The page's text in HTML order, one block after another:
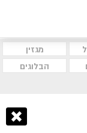
מגזין
הבלוגים